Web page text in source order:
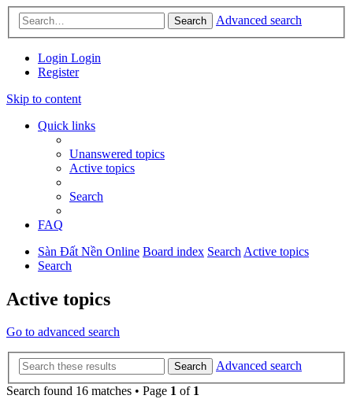
Search Advanced search
Login Login
Register
Skip to content
Quick links
Unanswered topics
Active topics
Search
FAQ
Sàn Đất Nền Online Board index Search Active topics
Search
Active topics
Go to advanced search
Search
Advanced search
Search found 16 matches • Page 1 of 1